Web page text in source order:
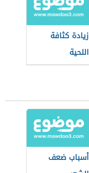
زيادة كثافة
اللحية
أسباب ضعف